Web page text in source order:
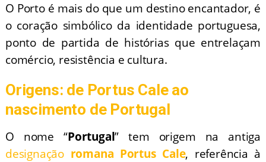
O Porto é mais do que um destino encantador, é
o coração simbólico da identidade portuguesa,
ponto de partida de histórias que entrelaçam
comércio, resistência e cultura.
Origens: de Portus Cale ao
nascimento de Portugal
O nome “Portugal” tem origem na antiga
designação romana Portus Cale, referência à